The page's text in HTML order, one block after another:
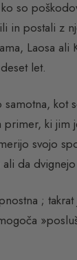
so
in postali z
Laosa ali
let.
samotna, kot
primer, ki jim
svojo
da
;